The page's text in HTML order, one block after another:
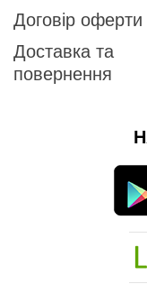
Договір оферти
Доставка та
повернення